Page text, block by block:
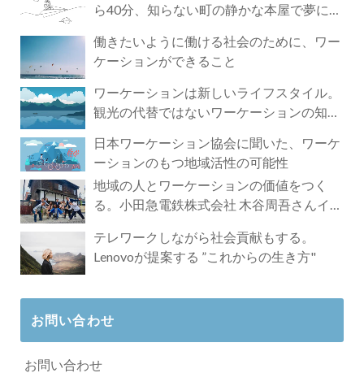
ら40分、知らない町の静かな本屋で夢に近
働きたいように働ける社会のために、ワー
ケーションができること
ワーケーションは新しいライフスタイル。
観光の代替ではないワーケーションの知ら
日本ワーケーション協会に聞いた、ワーケ
ーションのもつ地域活性の可能性
地域の人とワーケーションの価値をつく
る。小田急電鉄株式会社 木谷周吾さんイン
テレワークしながら社会貢献もする。
Lenovoが提案する ”これからの生き方"
お問い合わせ
お問い合わせ